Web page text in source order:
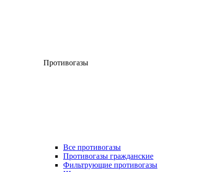
Противогазы
Все противогазы
Противогазы гражданские
Фильтрующие противогазы